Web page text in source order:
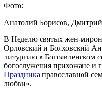
Фото:
Анатолий Борисов,
В Неделю святых жен-
Орловский и Болховский
литургию в Богоявленском
богослужения прихожане и
Праздника православной
любви».